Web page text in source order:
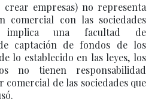
empresas) no representa
comercial con las sociedades
implica una facultad de
captación de fondos de los
lo establecido en las leyes, los
no tienen responsabilidad
de las sociedades que